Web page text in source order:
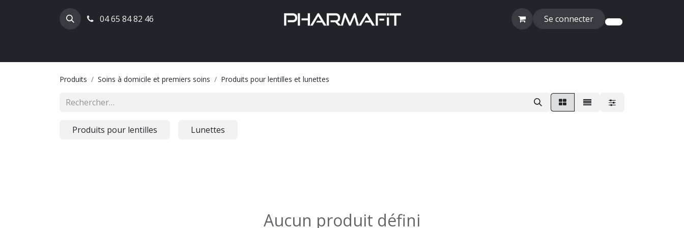
04 65 84 82 46 Se connecter
Produits Soins à domicile et premiers soins Produits pour lentilles et lunettes
Produits pour lentilles Lunettes
Aucun produit défini